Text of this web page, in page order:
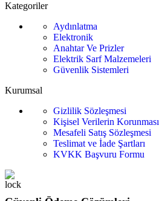
Kategoriler
Aydınlatma
Elektronik
Anahtar Ve Prizler
Elektrik Sarf Malzemeleri
Güvenlik Sistemleri
Kurumsal
Gizlilik Sözleşmesi
Kişisel Verilerin Korunması
Mesafeli Satış Sözleşmesi
Teslimat ve İade Şartları
KVKK Başvuru Formu